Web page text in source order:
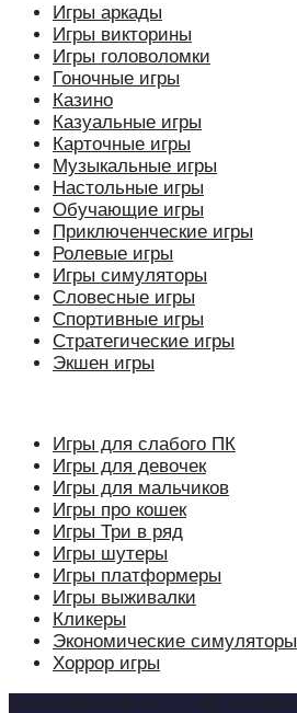
Игры аркады
Игры викторины
Игры головоломки
Гоночные игры
Казино
Казуальные игры
Карточные игры
Музыкальные игры
Настольные игры
Обучающие игры
Приключенческие игры
Ролевые игры
Игры симуляторы
Словесные игры
Спортивные игры
Стратегические игры
Экшен игры
Игры для слабого ПК
Игры для девочек
Игры для мальчиков
Игры про кошек
Игры Три в ряд
Игры шутеры
Игры платформеры
Игры выживалки
Кликеры
Экономические симуляторы
Хоррор игры